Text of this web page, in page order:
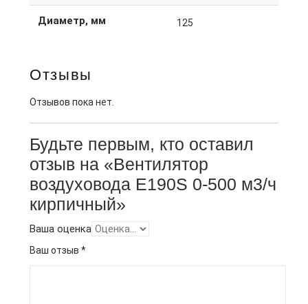
Диаметр, мм 125
Отзывы
Отзывов пока нет.
Будьте первым, кто оставил
отзыв на «Вентилятор
воздуховода E190S 0-500 м3/ч
кирпичный»
Ваша оценка
Ваш отзыв *